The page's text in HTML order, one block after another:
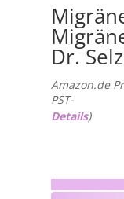
Dr.
Amazon.de
PST-
Details)